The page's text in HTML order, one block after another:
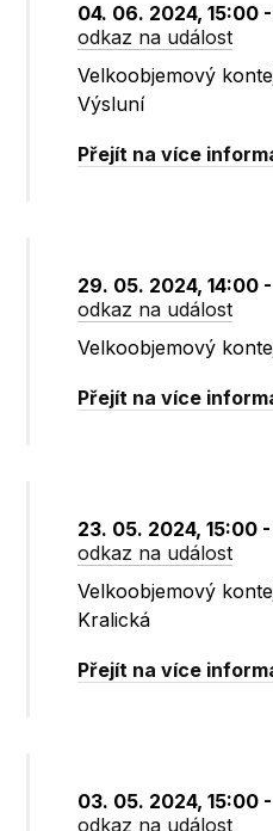
04. 06. 2024, 15:00
odkaz na událost
Velkoobjemový
Výsluní
Přejít na více
29. 05. 2024, 14:00
odkaz na událost
Velkoobjemový
Přejít na více
23. 05. 2024, 15:00
odkaz na událost
Velkoobjemový
Kralická
Přejít na více
03. 05. 2024, 15:00
odkaz na událost